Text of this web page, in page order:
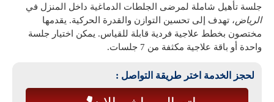
جلسة تأهيل شاملة لمرضى الجلطات الدماغية داخل المنزل في
الرياض، تهدف إلى تحسين التوازن والقدرة الحركية. يقدمها
مختصون بخطط علاجية فردية قابلة للقياس. يمكن اختيار جلسة
واحدة أو باقة علاجية مكثفة من 7 جلسات.
لحجز الخدمة اختر طريقة التواصل :